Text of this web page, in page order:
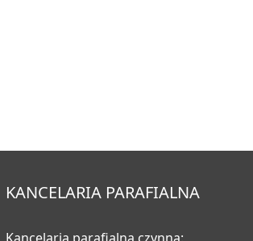
KANCELARIA PARAFIALNA